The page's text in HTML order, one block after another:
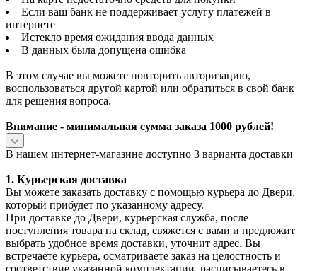
Если ваш банк не поддерживает услугу платежей в
интернете
Истекло время ожидания ввода данных
В данных была допущена ошибка
В этом случае вы можете повторить авторизацию,
воспользоваться другой картой или обратиться в свой банк
для решения вопроса.
Внимание - минимальная сумма заказа 1000 рублей!
В нашем интернет-магазине доступно 3 варианта доставки
1. Курьерская доставка
Вы можете заказать доставку с помощью курьера до Двери,
который прибудет по указанному адресу.
При доставке до Двери, курьерская служба, после
поступления товара на склад, свяжется с вами и предложит
выбрать удобное время доставки, уточнит адрес. Вы
встречаете курьера, осматриваете заказ на целостность и
соответствие указанной комплектации, расписываетесь в